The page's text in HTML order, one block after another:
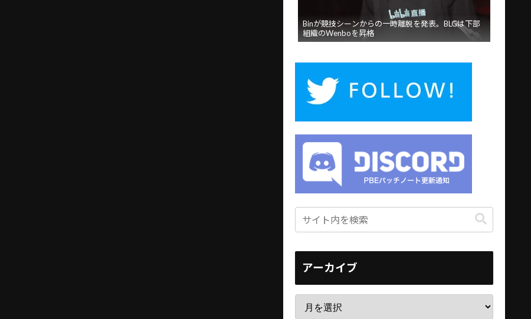
Binが競技シーンからの一時離脱を発表。BLGは下部
組織のWenboを昇格
アーカイブ